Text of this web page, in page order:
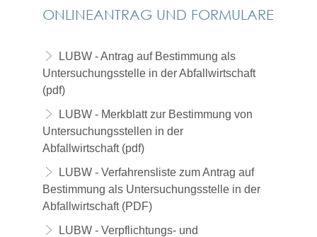
ONLINEANTRAG UND FORMULARE
LUBW - Antrag auf Bestimmung als
Untersuchungsstelle in der Abfallwirtschaft
(pdf)
LUBW - Merkblatt zur Bestimmung von
Untersuchungsstellen in der
Abfallwirtschaft (pdf)
LUBW - Verfahrensliste zum Antrag auf
Bestimmung als Untersuchungsstelle in der
Abfallwirtschaft (PDF)
LUBW - Verpflichtungs- und